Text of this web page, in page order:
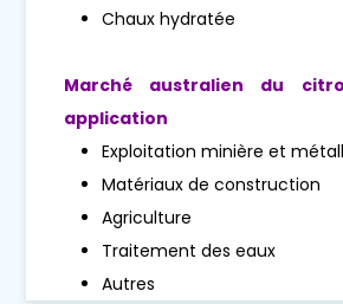
Chaux hydratée
Marché australien du
application
Exploitation minière et
Matériaux de construction
Agriculture
Traitement des eaux
Autres